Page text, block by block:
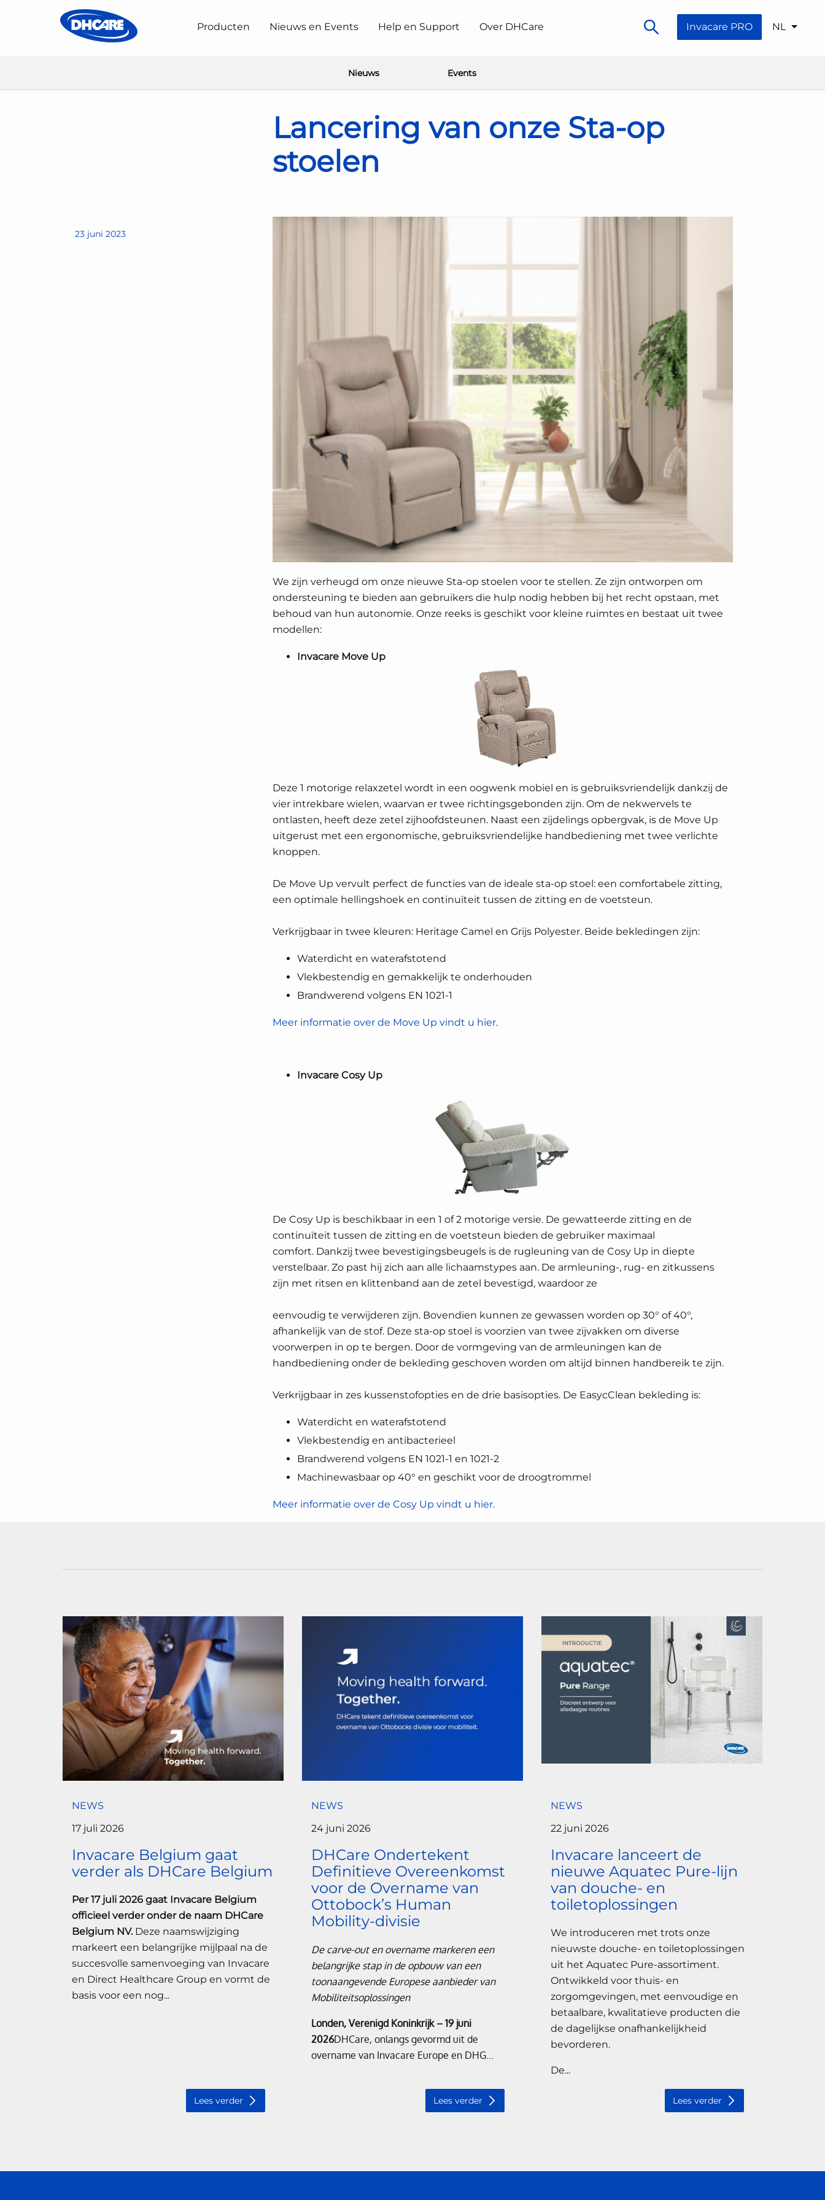
Producten Nieuws en Events
Nieuws Events
Help en Support Over DHCare NL
Invacare PRO
Lancering van onze Sta-op
stoelen
23 juni 2023
We zijn verheugd om onze nieuwe Sta-op stoelen voor te stellen. Ze zijn ontworpen om
ondersteuning te bieden aan gebruikers die hulp nodig hebben bij het recht opstaan, met
behoud van hun autonomie. Onze reeks is geschikt voor kleine ruimtes en bestaat uit twee
modellen:
Invacare Move Up
Deze 1 motorige relaxzetel wordt in een oogwenk mobiel en is gebruiksvriendelijk dankzij de
vier intrekbare wielen, waarvan er twee richtingsgebonden zijn. Om de nekwervels te
ontlasten, heeft deze zetel zijhoofdsteunen. Naast een zijdelings opbergvak, is de Move Up
uitgerust met een ergonomische, gebruiksvriendelijke handbediening met twee verlichte
knoppen.
De Move Up vervult perfect de functies van de ideale sta-op stoel: een comfortabele zitting,
een optimale hellingshoek en continuïteit tussen de zitting en de voetsteun.
Verkrijgbaar in twee kleuren: Heritage Camel en Grijs Polyester. Beide bekledingen zijn:
Waterdicht en waterafstotend
Vlekbestendig en gemakkelijk te onderhouden
Brandwerend volgens EN 1021-1
Meer informatie over de Move Up vindt u hier.
Invacare Cosy Up
De Cosy Up is beschikbaar in een 1 of 2 motorige versie. De gewatteerde zitting en de
continuïteit tussen de zitting en de voetsteun bieden de gebruiker maximaal
comfort. Dankzij twee bevestigingsbeugels is de rugleuning van de Cosy Up in diepte
verstelbaar. Zo past hij zich aan alle lichaamstypes aan. De armleuning-, rug- en zitkussens
zijn met ritsen en klittenband aan de zetel bevestigd, waardoor ze
eenvoudig te verwijderen zijn. Bovendien kunnen ze gewassen worden op 30° of 40°,
afhankelijk van de stof. Deze sta-op stoel is voorzien van twee zijvakken om diverse
voorwerpen in op te bergen. Door de vormgeving van de armleuningen kan de
handbediening onder de bekleding geschoven worden om altijd binnen handbereik te zijn.
Verkrijgbaar in zes kussenstofopties en de drie basisopties. De EasycClean bekleding is:
Waterdicht en waterafstotend
Vlekbestendig en antibacterieel
Brandwerend volgens EN 1021-1 en 1021-2
Machinewasbaar op 40° en geschikt voor de droogtrommel
Meer informatie over de Cosy Up vindt u hier.
NEWS
17 juli 2026
Invacare Belgium gaat
verder als DHCare Belgium
Per 17 juli 2026 gaat Invacare Belgium
officieel verder onder de naam DHCare
Belgium NV.Deze naamswijziging
markeert een belangrijke mijlpaal na de
succesvolle samenvoeging van Invacare
en Direct Healthcare Group en vormt de
basis voor een nog...
Lees verder
NEWS
24 juni 2026
DHCare Ondertekent
Definitieve Overeenkomst
voor de Overname van
Ottobock’s Human
Mobility-divisie
De carve-out en overname markeren een
belangrijke stap in de opbouw van een
toonaangevende Europese aanbieder van
Mobiliteitsoplossingen
Londen, Verenigd Koninkrijk – 19 juni
2026DHCare, onlangs gevormd uit de
overname van Invacare Europe en DHG...
Lees verder
NEWS
22 juni 2026
Invacare lanceert de
nieuwe Aquatec Pure-lijn
van douche- en
toiletoplossingen
We introduceren met trots onze
nieuwste douche- en toiletoplossingen
uit het Aquatec Pure-assortiment.
Ontwikkeld voor thuis- en
zorgomgevingen, met eenvoudige en
betaalbare, kwalitatieve producten die
de dagelijkse onafhankelijkheid
bevorderen.
De...
Lees verder